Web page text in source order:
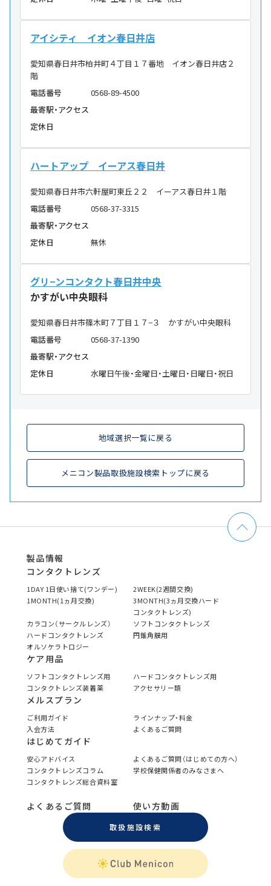
アイシティ イオン春日井店
愛知県春日井市柏井町４丁目１７番地 イオン春日井店２
階
電話番号
0568-89-4500
最寄駅・アクセス
定休日
ハートアップ イーアス春日井
愛知県春日井市六軒屋町東丘２２ イーアス春日井１階
電話番号
0568-37-3315
最寄駅・アクセス
定休日
無休
グリ−ンコンタクト春日井中央
かすがい中央眼科
愛知県春日井市篠木町７丁目１７−３ かすがい中央眼科
電話番号
0568-37-1390
最寄駅・アクセス
定休日
水曜日午後・金曜日・土曜日・日曜日・祝日
地域選択一覧に戻る
メニコン製品取扱施設検索トップに戻る
製品情報
コンタクトレンズ
1DAY 1日使い捨て(ワンデー)
2WEEK(2週間交換)
1MONTH(1ヵ月交換)
3MONTH(3ヵ月交換ハード
コンタクトレンズ)
カラコン（サークルレンズ）
ソフトコンタクトレンズ
ハードコンタクトレンズ
円錐角膜用
オルソケラトロジー
ケア用品
ソフトコンタクトレンズ用
ハードコンタクトレンズ用
コンタクトレンズ装着薬
アクセサリー類
メルスプラン
ご利用ガイド
ラインナップ・料金
入会方法
よくあるご質問
はじめてガイド
安心アドバイス
よくあるご質問（はじめての方へ）
コンタクトレンズコラム
学校保健関係者のみなさまへ
コンタクトレンズ総合資料室
よくあるご質問 使い方動画
取扱施設検索